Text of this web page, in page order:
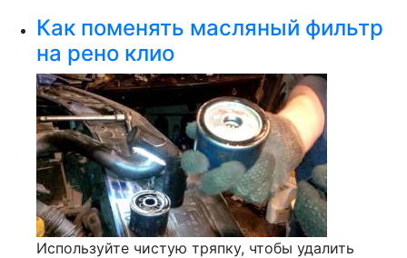
Как поменять масляный фильтр
на рено клио
Используйте чистую тряпку, чтобы удалить